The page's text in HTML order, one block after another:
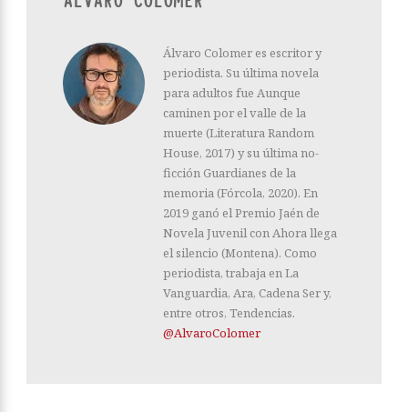
Álvaro Colomer es escritor y
periodista. Su última novela
para adultos fue Aunque
caminen por el valle de la
muerte (Literatura Random
House, 2017) y su última no-
ficción Guardianes de la
memoria (Fórcola, 2020). En
2019 ganó el Premio Jaén de
Novela Juvenil con Ahora llega
el silencio (Montena). Como
periodista, trabaja en La
Vanguardia, Ara, Cadena Ser y,
entre otros, Tendencias.
@AlvaroColomer